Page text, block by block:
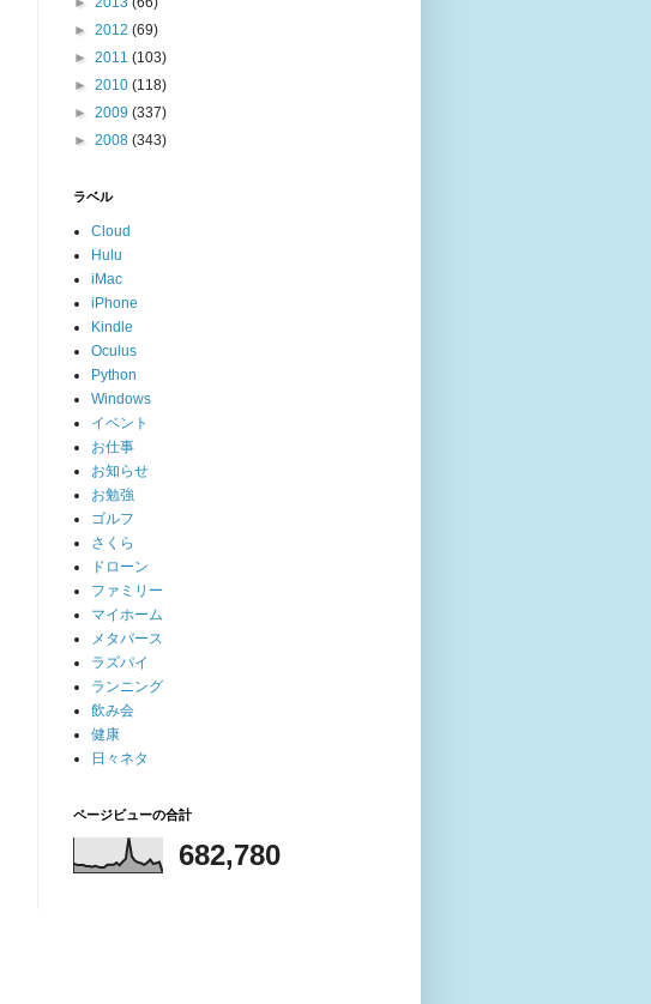
► 2012 (69)
► 2011 (103)
► 2010 (118)
► 2009 (337)
► 2008 (343)
ラベル
Cloud
Hulu
iMac
iPhone
Kindle
Oculus
Python
Windows
イベント
お仕事
お知らせ
お勉強
ゴルフ
さくら
ドローン
ファミリー
マイホーム
メタバース
ラズパイ
ランニング
飲み会
健康
日々ネタ
ページビューの合計
682,780